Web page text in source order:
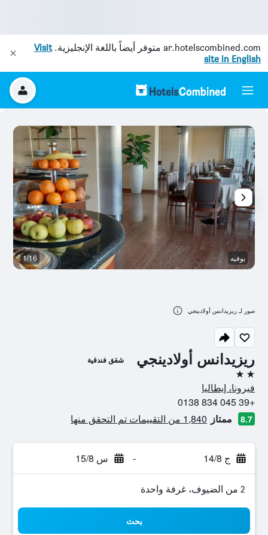
ar.hotelscombined.com متوفر أيضاً باللغة الإنجليزية.Visit
site in English
ريزيدانس أولادينجي شقق فندقية
2 نجمتين
فيرونا، إيطاليا
+39 045 834 0138
8.7 ممتاز 1,840 من التقييمات تم التحقق منها
ج 14/8 - س 15/8
2 من الضيوف، غرفة واحدة
بحث
بوفيه 1/16
صور لـ ريزيدانس أولادينجي